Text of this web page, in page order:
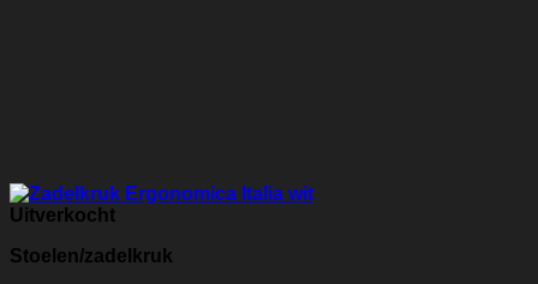
Uitverkocht
Stoelen/zadelkruk